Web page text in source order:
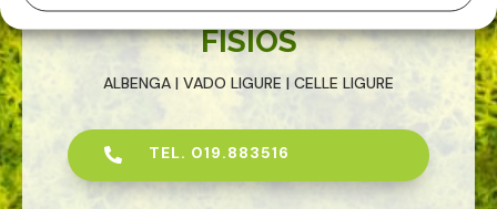
FISIOS
ALBENGA | VADO LIGURE | CELLE LIGURE
 TEL. 019.883516